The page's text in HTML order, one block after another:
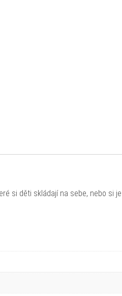
si děti skládají na sebe, nebo si